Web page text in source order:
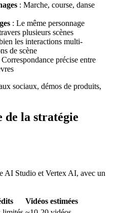
: Marche, course, danse
: Le même personnage
plusieurs scènes
les interactions multi-
de scène
Correspondance précise entre
sociaux, démos de produits,
de la stratégie
AI Studio et Vertex AI, avec un
Vidéos estimées